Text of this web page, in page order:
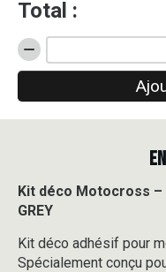
Total :
quantité
de
déco
Motocross
SM700
-
-
GREY
Kit déco Motocross –
GREY
Kit déco adhésif pour
Spécialement conçu